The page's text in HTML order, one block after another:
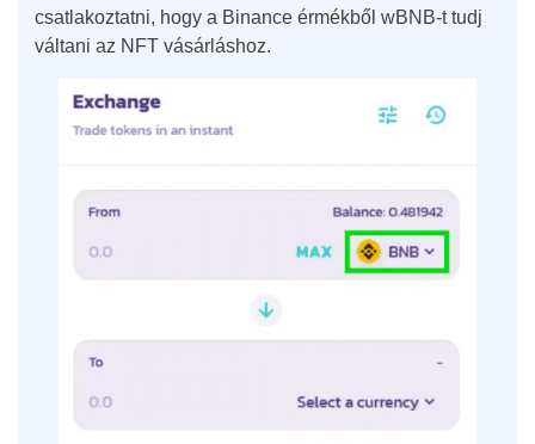
csatlakoztatni, hogy a Binance érmékből wBNB-t tudj
váltani az NFT vásárláshoz.